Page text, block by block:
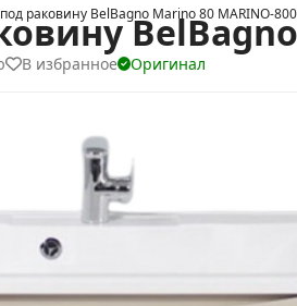
раковину BelBagno Marino 80 MARINO-
BelBagno
В избранное Оригинал